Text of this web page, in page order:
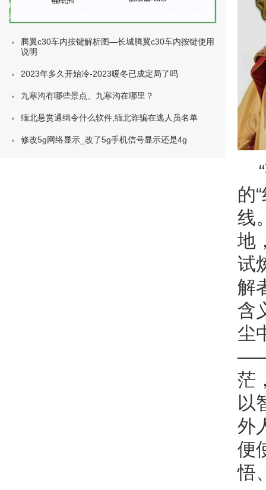
的
线
地
试
解
含
尘
——
茫
以
外
便
悟
电动车电池的种类及标准(电动车 电池
种类)
腾翼c30车内按键解析图—长城腾翼c30车内按键使用
说明
2023年多久开始冷-2023暖冬已成定局了吗
九寒沟有哪些景点、九寒沟在哪里？
缅北悬赏通缉令什么软件,缅北诈骗在逃人员名单
修改5g网络显示_改了5g手机信号显示还是4g